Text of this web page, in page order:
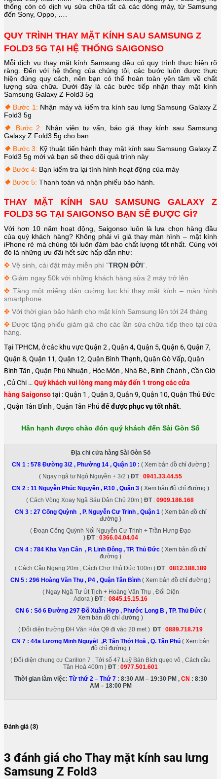
thống còn có dịch vụ sửa chữa tất cả các dòng máy, từ Samsung
đến Sony, Oppo, ….
QUY TRÌNH THAY MẶT KÍNH SAU SAMSUNG Z
FOLD3 5G TẠI HỆ THỐNG SAIGONSO
Mỗi dịch vụ thay mặt kính Samsung đều có quy trình thực hiện rõ
ràng. Đến với hệ thống của chúng tôi, các bước luôn được thực
hiện đúng quy cách, nên bạn có thể hoàn toàn yên tâm về chất
lượng sửa chữa. Dưới đây là các bước tiếp nhận thay mặt kính
Samsung Galaxy Z Fold3 5g
❖ Bước 1: Nhận máy và kiểm tra kính sau lưng Samsung Galaxy Z
Fold3 5g
❖ Bước 2:
Nhân viên tư vấn, báo giá thay kính sau Samsung
Galaxy Z Fold3 5g cho bạn
❖ Bước 3: Kỹ thuật tiến hành thay mặt kính sau Samsung Galaxy Z
Fold3 5g mới và bạn sẽ theo dõi quá trình này
❖ Bước 4: Bạn kiểm tra lại tình hình hoạt động của máy
❖ Bước 5: Thanh toán và nhận phiếu bảo hành.
THAY MẶT KÍNH SAU SAMSUNG GALAXY Z
FOLD3 5G TẠI SAIGONSO BẠN SẼ ĐƯỢC GÌ?
Với hơn 10 năm hoạt động, Saigonso luôn là lựa chọn hàng đầu
của quý khách hàng? Không phải vì giá thay màn hình – mặt kính
iPhone rẻ mà chúng tôi luôn đảm bảo chất lượng tốt nhất. Cùng với
đó là những ưu đãi hết sức hấp dẫn như:
✥ Vệ sinh, cài đặt máy miễn phí “TRỌN ĐỜI”.
✥ Giảm ngay 50k với những khách hàng sửa 2 máy trở lên
✥ Tặng một miếng dán cường lực khi thay mặt kính – màn hình
smartphone.
✥ Với thời gian bảo hành cho mặt kính Samsung lên tới 24 tháng
✥ Được tặng phiếu giảm giá cho các lần sửa chữa tiếp theo tại cửa
hàng.
Tại TPHCM, ở các khu vực Quận 2 , Quận 4, Quận 5, Quận 6, Quận 7,
Quận 8, Quận 11, Quận 12, Quận Bình Thạnh, Quận Gò Vấp, Quận
Bình Tân , Quận Phú Nhuận , Hóc Môn , Nhà Bè , Bình Chánh , Cần Giờ
, Củ Chi … Quý khách vui lòng mang máy đến 1 trong các cửa
hàng Saigonsotại : Quận 1 , Quận 3, Quận 9, Quận 10, Quận Thủ Đức
, Quận Tân Bình , Quận Tân Phú để được phục vụ tốt nhất.
Hân hạnh được chào đón quý khách đến Sài Gòn Số
Địa chỉ cửa hàng Sài Gòn Số
CN 1 : 578 Đường 3/2 , Phường 14 , Quận 10: ( Xem bản đồ chỉ đường )
( Ngay ngã tư Ngô Nguyền + 3/2 ) ĐT: 0941.33.44.55
CN 2 : 11 Nguyễn Phúc Nguyên , P.10 , Quận 3 ( Xem bản đồ chỉ đường )
( Cách Vòng Xoay Ngã Sáu Dân Chủ 20m ) ĐT: 0909.186.168
CN 3 : 27 Cống Quỳnh , P. Nguyễn Cư Trinh , Quận 1 ( Xem bản đồ chỉ
đường )
( Đoạn Cống Quỳnh Nối Nguyễn Cư Trinh + Trần Hưng Đạo
) ĐT: 0366.04.04.04
CN 4 : 784 Kha Vạn Cân , P. Linh Đông , TP. Thủ Đức( Xem bản đồ chỉ
đường )
( Cách Cầu Ngang 20m , Cách Chợ Thủ Đức 100m ) ĐT: 0812.188.189
CN 5 : 296 Hoàng Văn Thụ , P4 , Quận Tân Bình ( Xem bản đồ chỉ đường )
( Ngay Ngã Tư Út Tịch + Hoàng Văn Thụ , Đối Diện
Adora ) ĐT: 0845.15.15.16
CN 6 : Số 6 Đường 297 Đỗ Xuân Hợp , Phước Long B , TP. Thủ Đức (
Xem bản đồ chỉ đường )
( Đối diện trường ĐH Văn Hóa Q9 đi vào 20 met ) ĐT: 0889.718.719
CN 7 : 44a Lương Minh Nguyệt ,P. Tân Thới Hoà , Q. Tân Phú ( Xem bản
đồ chỉ đường )
( Đối diện chung cư Carillon 7 , Tới số 47 Luỹ Bán Bích quẹo vô , Cách cầu
Tân Hoá 400m ) ĐT: 0977.501.601
Thời gian làm việc: Từ thứ 2 – Thứ 7: 8:30 AM – 19:30 PM , CN : 8:30
AM – 18:00 PM
Đánh giá (3)
3 đánh giá cho Thay mặt kính sau lưng
Samsung Z Fold3